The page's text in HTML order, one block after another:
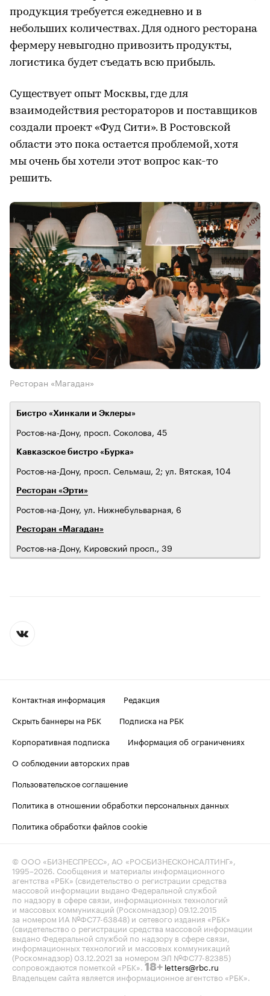
продукция требуется ежедневно и в
небольших количествах. Для одного ресторана
фермеру невыгодно привозить продукты,
логистика будет съедать всю прибыль.
Существует опыт Москвы, где для
взаимодействия рестораторов и поставщиков
создали проект «Фуд Сити». В Ростовской
области это пока остается проблемой, хотя
мы очень бы хотели этот вопрос как-то
решить.
Ресторан «Магадан»
Бистро «Хинкали и Эклеры»
Ростов-на-Дону, просп. Соколова, 45
Кавказское бистро «Бурка»
Ростов-на-Дону, просп. Сельмаш, 2; ул. Вятская, 104
Ресторан «Эрти»
Ростов-на-Дону, ул. Нижнебульварная, 6
Ресторан «Магадан»
Ростов-на-Дону, Кировский просп., 39
Контактная информация
Редакция
Скрыть баннеры на РБК
Подписка на РБК
Корпоративная подписка
Информация об ограничениях
О соблюдении авторских прав
Пользовательское соглашение
Политика в отношении обработки персональных данных
Политика обработки файлов cookie
© ООО «БИЗНЕСПРЕСС», АО «РОСБИЗНЕСКОНСАЛТИНГ»,
1995–2026 . Сообщения и материалы информационного
агентства «РБК» (свидетельство о регистрации средства
массовой информации выдано Федеральной службой
по надзору в сфере связи, информационных технологий
и массовых коммуникаций (Роскомнадзор) 09.12.2015
за номером ИА №ФС77-63848) и сетевого издания «РБК»
(свидетельство о регистрации средства массовой информации
выдано Федеральной службой по надзору в сфере связи,
информационных технологий и массовых коммуникаций
(Роскомнадзор) 03.12.2021 за номером ЭЛ №ФС77-82385)
сопровождаются пометкой «РБК». 18+ letters@rbc.ru
Владельцем сайта является информационное агентство «РБК».